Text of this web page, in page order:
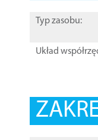
Typ zasobu:
Układ